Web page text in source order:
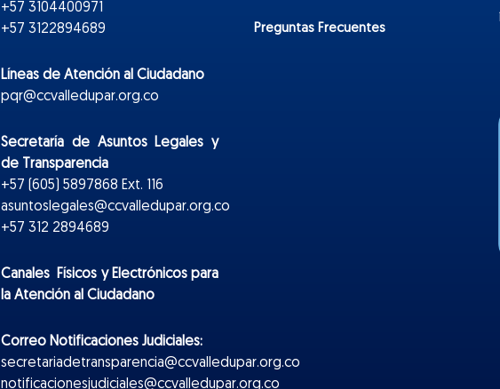
+57 3104400971
+57 3122894689
Líneas de Atención al Ciudadano
pqr@ccvalledupar.org.co
Secretaría de Asuntos Legales y
de Transparencia
+57 (605) 5897868 Ext. 116
asuntoslegales@ccvalledupar.org.co
+57 312 2894689
Canales Físicos yElectrónicospara
la Atención al Ciudadano
Correo Notificaciones Judiciales:
secretariadetransparencia@ccvalledupar.org.co
notificacionesjudiciales@ccvalledupar.org.co
Preguntas Frecuentes